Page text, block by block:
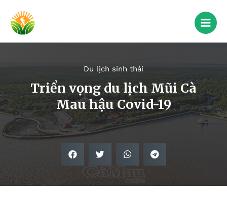
Du lịch sinh thái
Triển vọng du lịch Mũi Cà
Mau hậu Covid-19